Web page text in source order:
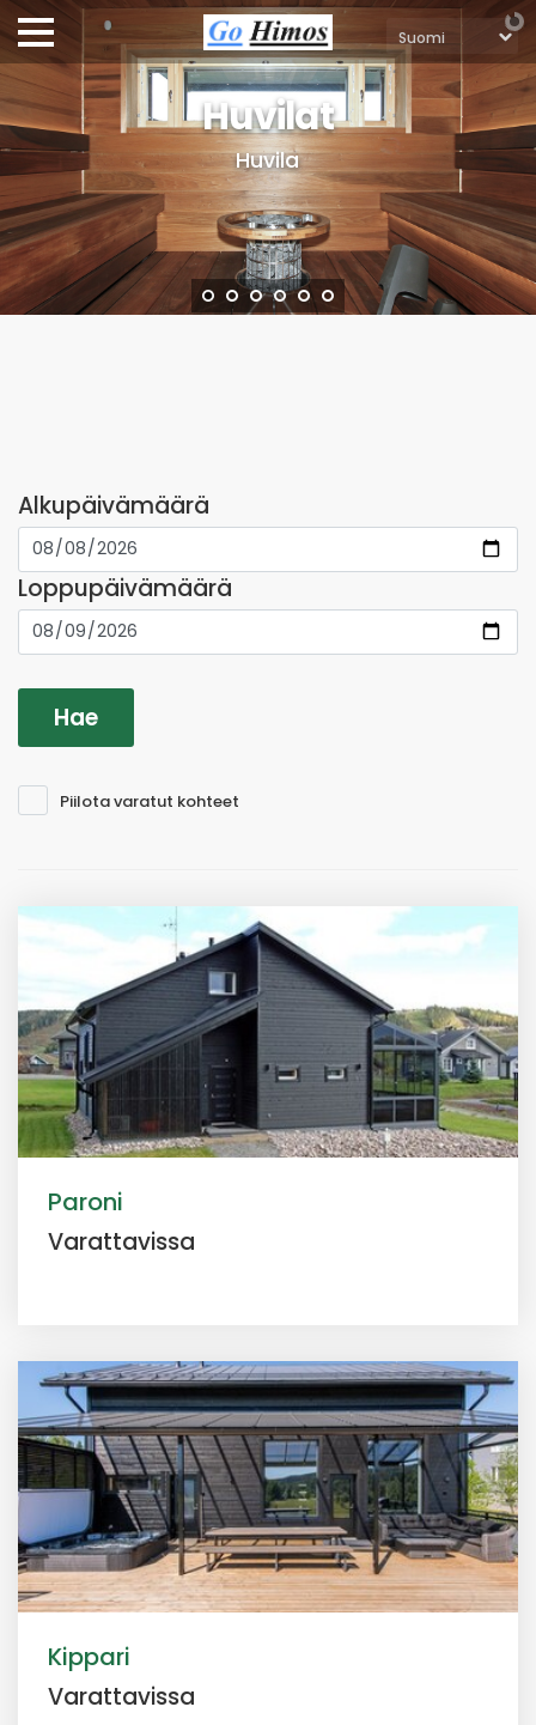
Huvilat
Huvila
Alkupäivämäärä
Loppupäivämäärä
Piilota varatut kohteet
Paroni
Varattavissa
Kippari
Varattavissa